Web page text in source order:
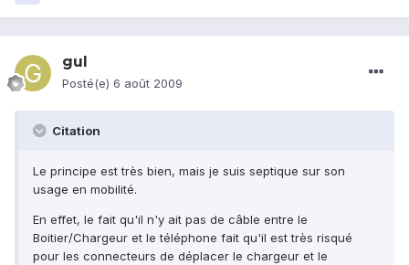
gul
Posté(e) 6 août 2009
Citation
Le principe est très bien, mais je suis septique sur son
usage en mobilité.
En effet, le fait qu'il n'y ait pas de câble entre le
Boitier/Chargeur et le téléphone fait qu'il est très risqué
pour les connecteurs de déplacer le chargeur et le